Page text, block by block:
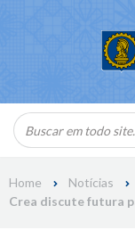
Home
Notícias
Crea discute futura